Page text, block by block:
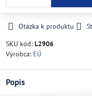
Otázka k produktu
SKU kód: L2906
Výrobca: EÚ
Popis